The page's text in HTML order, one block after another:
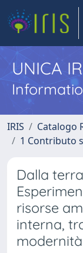
UNICA
IRIS
Catalogo
1 Contributo
Dalla
risorse
interna,